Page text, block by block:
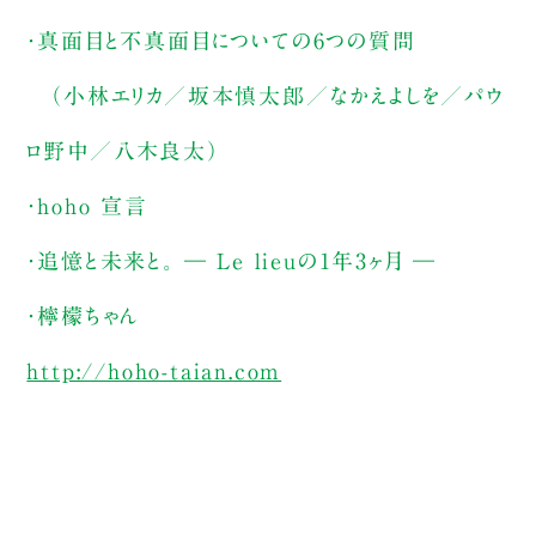
・真面目と不真面目についての6つの質問
（小林エリカ／坂本慎太郎／なかえよしを／パウ
ロ野中／八木良太）
・hoho 宣言
・追憶と未来と。 ― Le lieuの1年3ヶ月 ―
・檸檬ちゃん
http://hoho-taian.com